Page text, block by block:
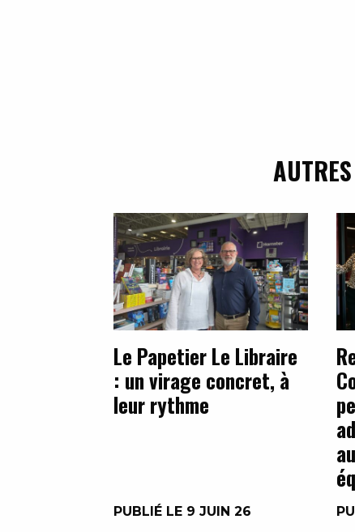
Le Papetier Le Libraire
: un virage concret, à
leur rythme
PUBLIÉ LE 9 JUIN 26